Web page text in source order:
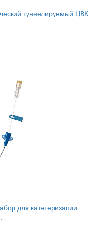
туннелируемый ЦВК
для катетеризации